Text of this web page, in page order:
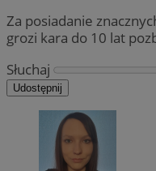
Za posiadanie
grozi kara do 10 lat
Słuchaj
Udostępnij